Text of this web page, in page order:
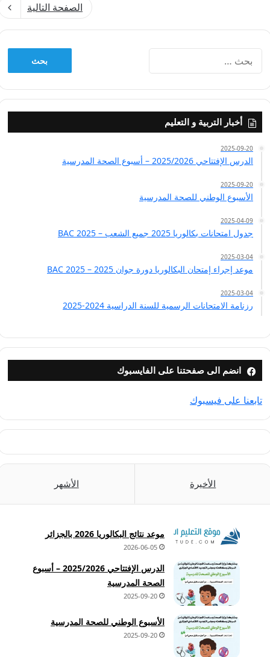
الصفحة التالية
عن:
أخبار التربية و التعليم
2025-09-20
الدرس الإفتتاحي 2025/2026 – أسبوع الصحة المدرسية
2025-09-20
الأسبوع الوطني للصحة المدرسية
2025-04-09
جدول امتحانات بكالوريا 2025 جميع الشعب – BAC 2025
2025-03-04
موعد إجراء إمتحان البكالوريا دورة جوان 2025 – BAC 2025
2025-03-04
رزنامة الامتحانات الرسمية للسنة الدراسية 2024-2025
انضم الى صفحتنا على الفايسبوك
تابعنا على فيسبوك
الأخيرة الأشهر
موعد نتائج البكالوريا 2026 بالجزائر
2026-06-05
الدرس الإفتتاحي 2025/2026 – أسبوع
الصحة المدرسية
2025-09-20
الأسبوع الوطني للصحة المدرسية
2025-09-20